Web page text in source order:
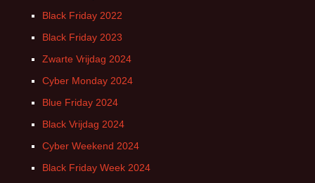
Black Friday 2022
Black Friday 2023
Zwarte Vrijdag 2024
Cyber Monday 2024
Blue Friday 2024
Black Vrijdag 2024
Cyber Weekend 2024
Black Friday Week 2024